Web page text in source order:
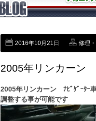
2016年10月21日 修理
2005年リンカーン
2005年リンカーン ﾅﾋﾞｹﾞｰﾀｰ
調整する事が可能です